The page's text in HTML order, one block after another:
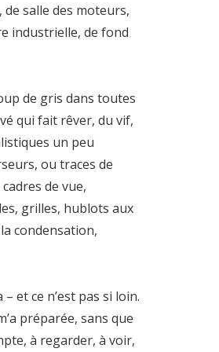
salle des moteurs,
industrielle, de fond
de gris dans toutes
qui fait rêver, du vif,
un peu
ou traces de
de vue,
grilles, hublots aux
condensation,
et ce n’est pas si loin.
préparée, sans que
à regarder, à voir,